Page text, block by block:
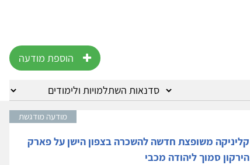
הוספת מודעה
מודעה מודגשת
קליניקה משופצת חדשה להשכרה בצפון הישן על פארק
הירקון סמוך ליהודה מכבי